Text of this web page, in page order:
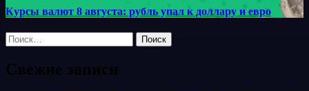
Курсы валют 8 августа: рубль упал к доллару и евро
Найти:
Свежие записи